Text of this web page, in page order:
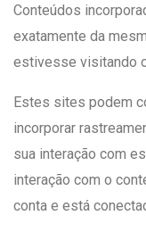
Conteúdos
exatamente da
estivesse visitando
Estes sites podem
incorporar
sua interação com
interação com o
conta e está